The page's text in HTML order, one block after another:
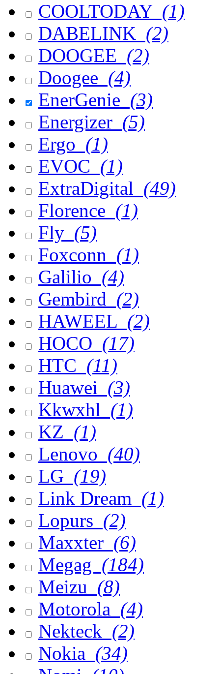
COOLTODAY (1)
DABELINK (2)
DOOGEE (2)
Doogee (4)
EnerGenie (3)
Energizer (5)
Ergo (1)
EVOC (1)
ExtraDigital (49)
Florence (1)
Fly (5)
Foxconn (1)
Galilio (4)
Gembird (2)
HAWEEL (2)
HOCO (17)
HTC (11)
Huawei (3)
Kkwxhl (1)
KZ (1)
Lenovo (40)
LG (19)
Link Dream (1)
Lopurs (2)
Maxxter (6)
Megag (184)
Meizu (8)
Motorola (4)
Nekteck (2)
Nokia (34)